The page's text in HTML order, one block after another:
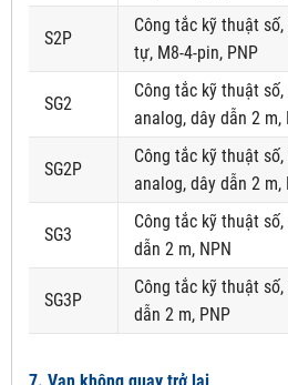
S2P
Công tắc kỹ thuật
tự, M8-4-pin, PNP
SG2
Công tắc kỹ thuật
analog, dây dẫn 2 m,
SG2P
Công tắc kỹ thuật
analog, dây dẫn 2 m,
SG3
Công tắc kỹ thuật
dẫn 2 m, NPN
SG3P
Công tắc kỹ thuật
dẫn 2 m, PNP